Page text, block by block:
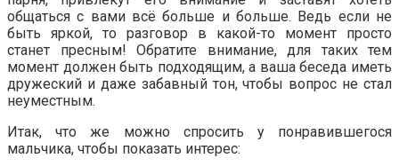
общаться с вами всё больше и больше. Ведь если не
быть яркой, то разговор в какой-то момент просто
станет пресным! Обратите внимание, для таких тем
момент должен быть подходящим, а ваша беседа иметь
дружеский и даже забавный тон, чтобы вопрос не стал
неуместным.
Итак, что же можно спросить у понравившегося
мальчика, чтобы показать интерес: